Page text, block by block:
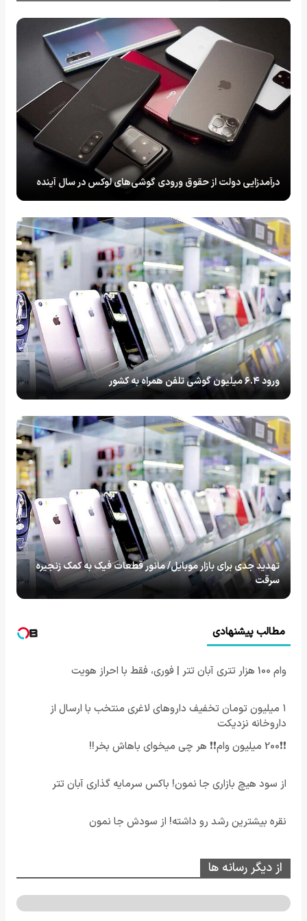
درآمدزایی دولت از حقوق ورودی گوشی‌های لوکس در سال آینده
ورود ۶.۴ میلیون گوشی تلفن همراه به کشور
تهدید جدی برای بازار موبایل/ مانور قطعات فیک به کمک زنجیره
سرقت
مطالب پیشنهادی
وام 100 هزار تتری آبان تتر | فوری، فقط با احراز هویت
۱ میلیون تومان تخفیف داروهای لاغری منتخب با ارسال از
داروخانه نزدیکت
❗❗200 میلیون وام❗❗ هر چی میخوای باهاش بخر!!
از سود هیچ بازاری جا نمون! باکس سرمایه گذاری آبان تتر
نقره بیشترین رشد رو داشته! از سودش جا نمون
از دیگر رسانه ها